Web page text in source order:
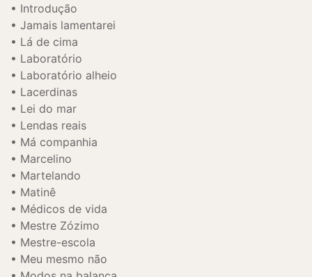
Introdução
Jamais lamentarei
Lá de cima
Laboratório
Laboratório alheio
Lacerdinas
Lei do mar
Lendas reais
Má companhia
Marcelino
Martelando
Matinê
Médicos de vida
Mestre Zózimo
Mestre-escola
Meu mesmo não